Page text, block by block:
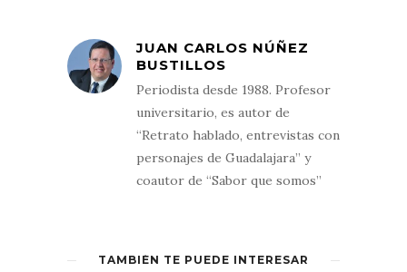
JUAN CARLOS NÚÑEZ
BUSTILLOS
Periodista desde 1988. Profesor
universitario, es autor de
“Retrato hablado, entrevistas con
personajes de Guadalajara” y
coautor de “Sabor que somos”
TAMBIÉN TE PUEDE INTERESAR